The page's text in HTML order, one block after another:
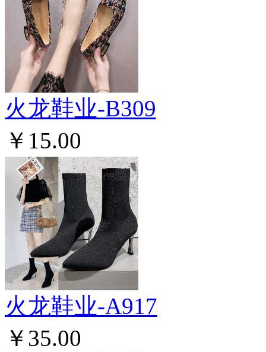
火龙鞋业-B309
￥15.00
火龙鞋业-A917
￥35.00